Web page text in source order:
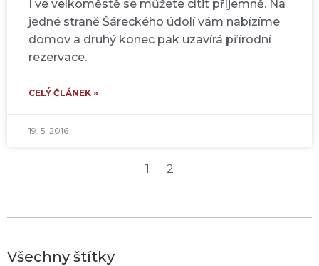
I ve velkoměstě se můžete cítit příjemně. Na
jedné straně Šáreckého údolí vám nabízíme
domov a druhý konec pak uzavírá přírodní
rezervace.
CELÝ ČLÁNEK »
19. 5. 2016
1 2
Všechny štítky